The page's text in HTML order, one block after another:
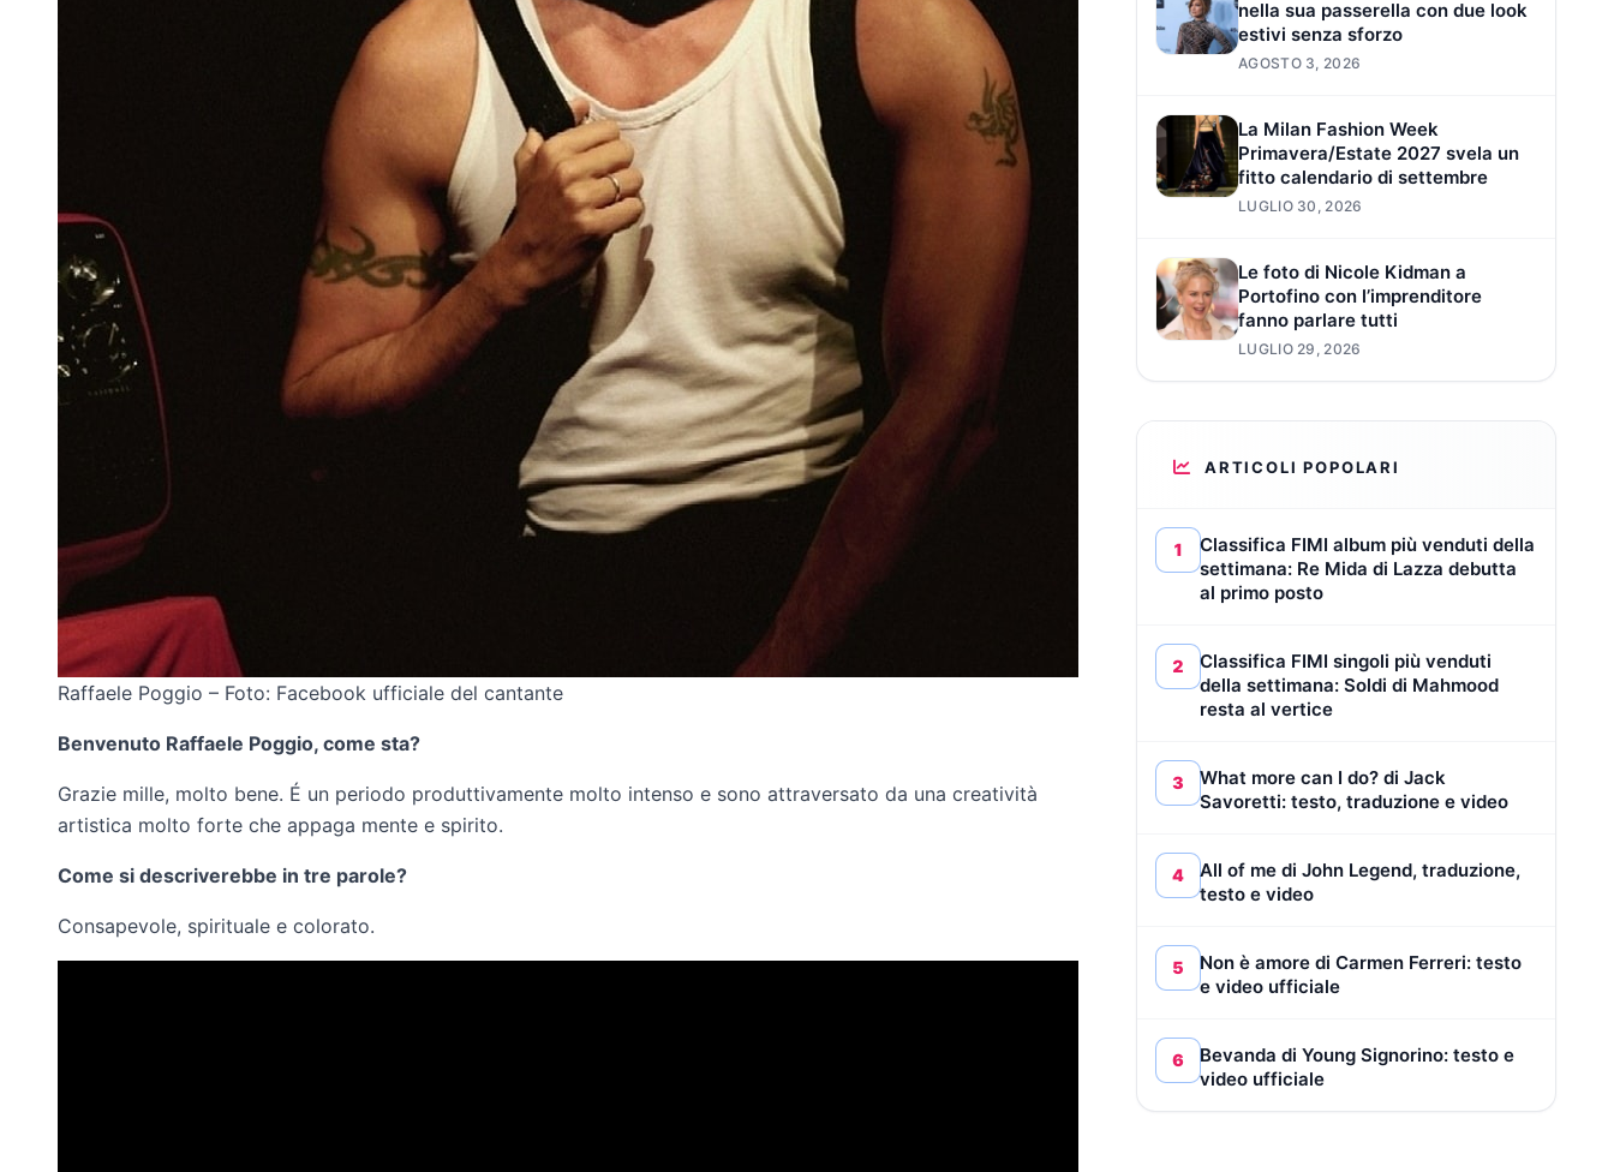
Raffaele Poggio – Foto: Facebook ufficiale del cantante
Benvenuto Raffaele Poggio, come sta?
Grazie mille, molto bene. É un periodo produttivamente molto intenso e sono attraversato da una creatività
artistica molto forte che appaga mente e spirito.
Come si descriverebbe in tre parole?
Consapevole, spirituale e colorato.
nella sua passerella con due look
estivi senza sforzo
AGOSTO 3, 2026
La Milan Fashion Week
Primavera/Estate 2027 svela un
fitto calendario di settembre
LUGLIO 30, 2026
Le foto di Nicole Kidman a
Portofino con l’imprenditore
fanno parlare tutti
LUGLIO 29, 2026
ARTICOLI POPOLARI
1
Classifica FIMI album più venduti della
settimana: Re Mida di Lazza debutta
al primo posto
2
Classifica FIMI singoli più venduti
della settimana: Soldi di Mahmood
resta al vertice
3
What more can I do? di Jack
Savoretti: testo, traduzione e video
4
All of me di John Legend, traduzione,
testo e video
5
Non è amore di Carmen Ferreri: testo
e video ufficiale
6
Bevanda di Young Signorino: testo e
video ufficiale